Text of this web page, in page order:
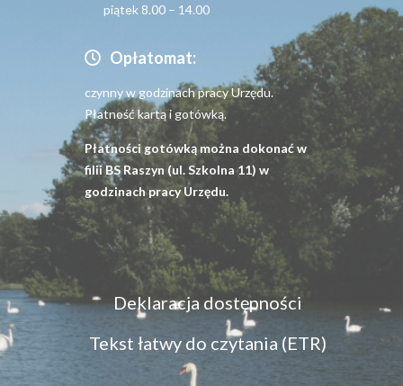
piątek 8.00 – 14.00
Opłatomat:
czynny w godzinach pracy Urzędu.
Płatność kartą i gotówką.
Płatności gotówką można dokonać w
filii BS Raszyn (ul. Szkolna 11) w
godzinach pracy Urzędu.
Menu
dostępność
Deklaracja dostępności
Tekst łatwy do czytania (ETR)